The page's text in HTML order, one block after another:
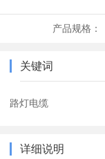
产品规格：
关键词
路灯电缆
详细说明